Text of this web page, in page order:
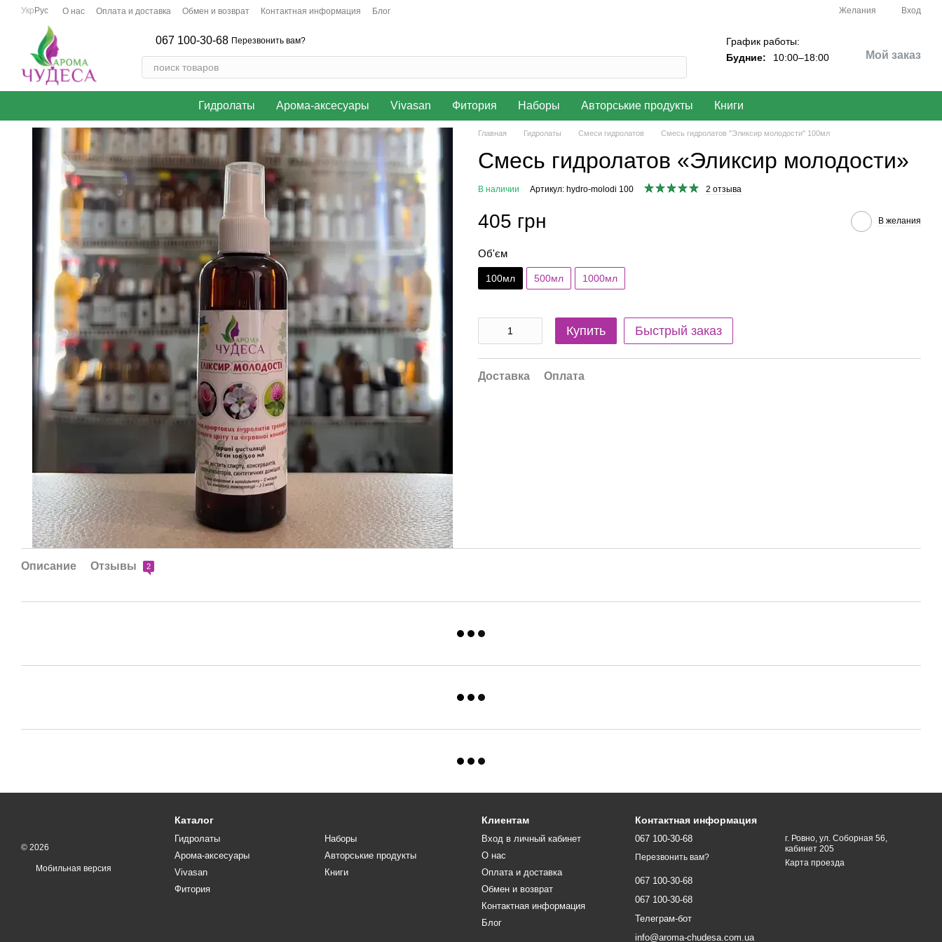
Перейти к основному контенту
Укр Рус О нас Оплата и доставка Обмен и возврат Контактная информация Блог Желания Вход
067 100-30-68 Перезвонить вам?
График работы:
Будние:
10:00–18:00 Мой заказ
Гидролаты Арома-аксесуары Vivasan Фитория Наборы Авторськие продукты Книги
Главная Гидролаты Смеси гидролатов Смесь гидролатов "Эликсир молодости" 100мл
Смесь гидролатов «Эликсир молодости»
В наличии Артикул: hydro-molodi 100 2 отзыва
405 грн В желания
Об'єм
100мл 500мл 1000мл
Купить Быстрый заказ
Доставка Оплата
Описание Отзывы 2
© 2026
Мобильная версия
Каталог
Гидролаты
Арома-аксесуары
Vivasan
Фитория
Наборы
Авторськие продукты
Книги
Клиентам
Вход в личный кабинет
О нас
Оплата и доставка
Обмен и возврат
Контактная информация
Блог
Контактная информация
067 100-30-68
Перезвонить вам?
067 100-30-68
067 100-30-68
Телеграм-бот
info@aroma-chudesa.com.ua
г. Ровно, ул. Соборная 56,
кабинет 205
Карта проезда